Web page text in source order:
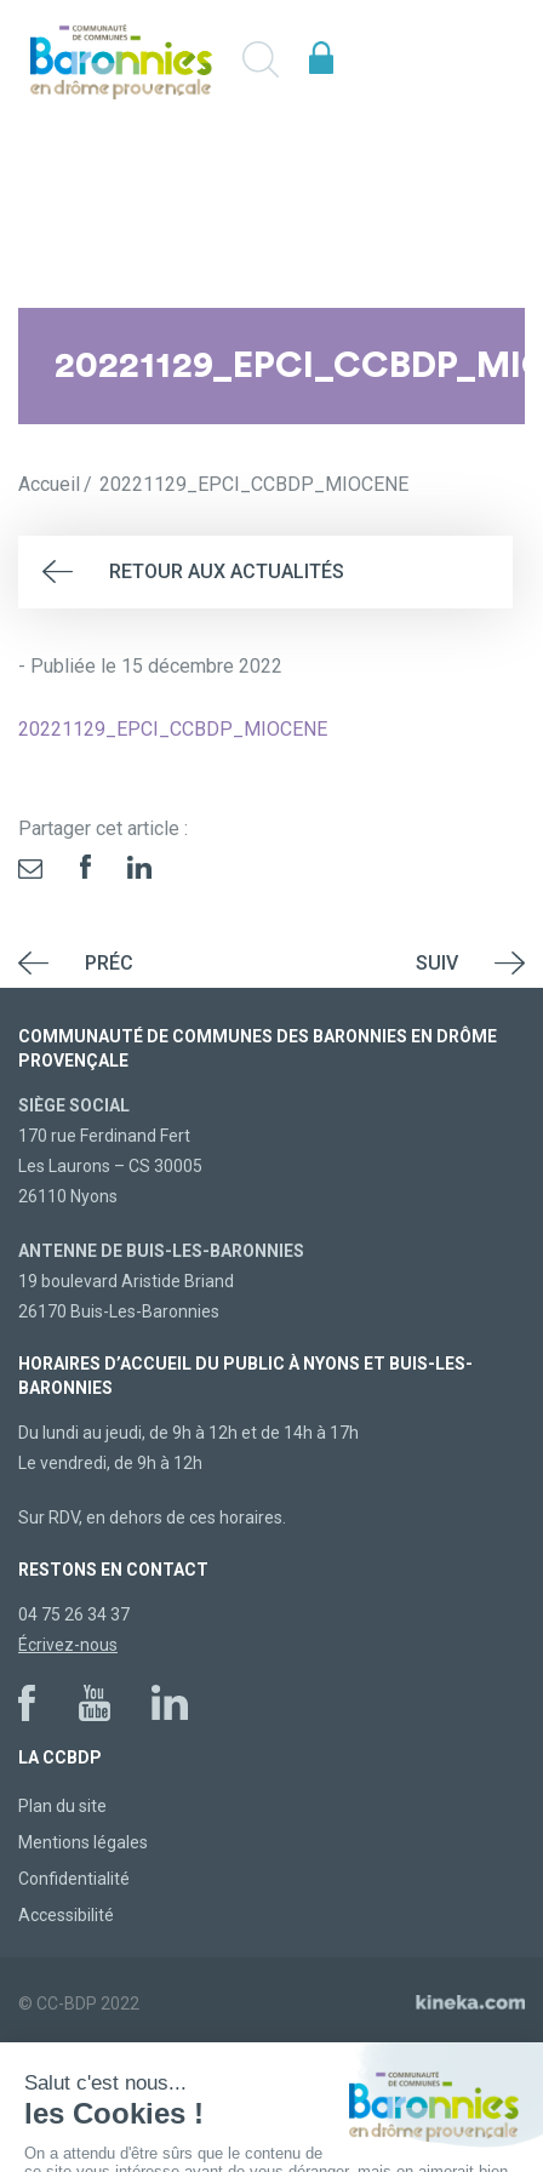
Accueil 20221129_EPCI_CCBDP_MIOCENE
RETOUR AUX ACTUALITÉS
- Publiée le 15 décembre 2022
20221129_EPCI_CCBDP_MIOCENE
Partager cet article :
PRÉC SUIV
COMMUNAUTÉ DE COMMUNES DES BARONNIES EN DRÔME
PROVENÇALE
SIÈGE SOCIAL
170 rue Ferdinand Fert
Les Laurons – CS 30005
26110 Nyons
ANTENNE DE BUIS-LES-BARONNIES
19 boulevard Aristide Briand
26170 Buis-Les-Baronnies
HORAIRES D’ACCUEIL DU PUBLIC À NYONS ET BUIS-LES-
BARONNIES
Du lundi au jeudi, de 9h à 12h et de 14h à 17h
Le vendredi, de 9h à 12h
Sur RDV, en dehors de ces horaires.
RESTONS EN CONTACT
04 75 26 34 37
Écrivez-nous
LA CCBDP
Plan du site
Mentions légales
Confidentialité
Accessibilité
© CC-BDP 2022